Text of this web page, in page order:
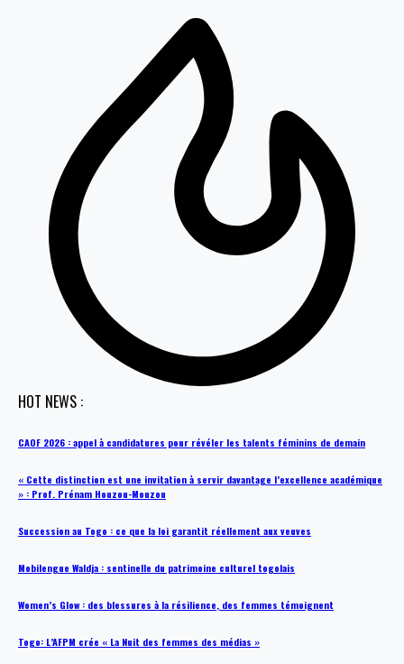
HOT NEWS :
CAOF 2026 : appel à candidatures pour révéler les talents féminins de demain
« Cette distinction est une invitation à servir davantage l’excellence académique
» : Prof. Prénam Houzou-Mouzou
Succession au Togo : ce que la loi garantit réellement aux veuves
Mobilengue Waldja : sentinelle du patrimoine culturel togolais
Women’s Glow : des blessures à la résilience, des femmes témoignent
Togo: L’AFPM crée « La Nuit des femmes des médias »